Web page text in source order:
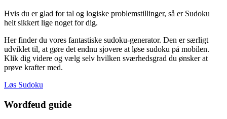
Hvis du er glad for tal og logiske problemstillinger, så er Sudoku
helt sikkert lige noget for dig.
Her finder du vores fantastiske sudoku-generator. Den er særligt
udviklet til, at gøre det endnu sjovere at løse sudoku på mobilen.
Klik dig videre og vælg selv hvilken sværhedsgrad du ønsker at
prøve krafter med.
Løs Sudoku
Wordfeud guide